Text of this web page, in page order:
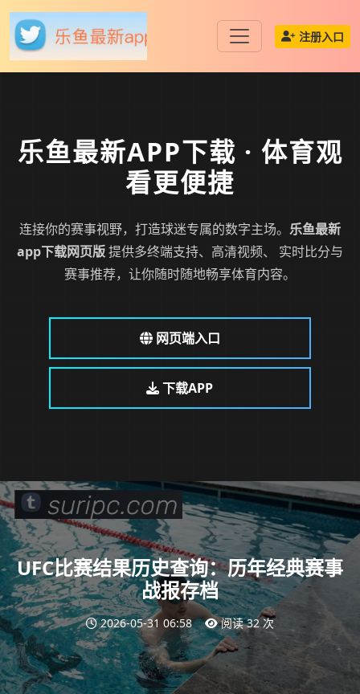
注册入口
乐鱼最新APP下载 · 体育观
看更便捷
连接你的赛事视野，打造球迷专属的数字主场。 乐鱼最新
app下载网页版提供多终端支持、高清视频、 实时比分与
赛事推荐，让你随时随地畅享体育内容。
网页端入口
下载APP
UFC比赛结果历史查询：历年经典赛事
战报存档
2026-05-31 06:58 阅读 32 次